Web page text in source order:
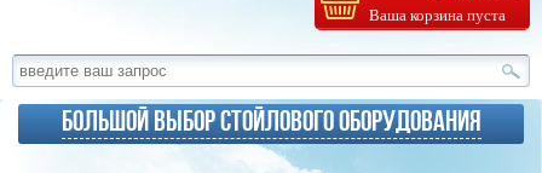
Ваша корзина пуста
Большой выбор стойлового оборудования